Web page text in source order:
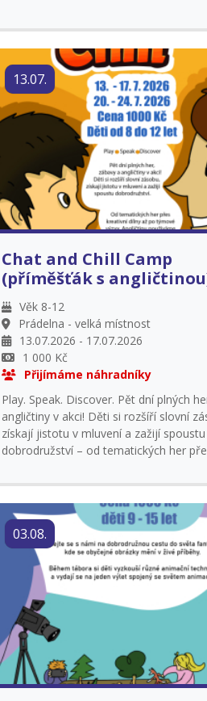
13.07.
Chat and Chill Camp
(příměšťák s
Věk 8-12
Prádelna - velká místnost
13.07.2026 - 17.07.2026
1 000 Kč
Přijímáme náhradníky
Play. Speak. Discover. Pět dní plných
angličtiny v akci! Děti si rozšíří slovní
získají jistotu v mluvení a zažijí spoustu
dobrodružství – od tematických her
přirozeně a s radostí. Platba do 31. 5. 2026.
Vrácení platby pouze v případě zajištění
náhradníka.
03.08.